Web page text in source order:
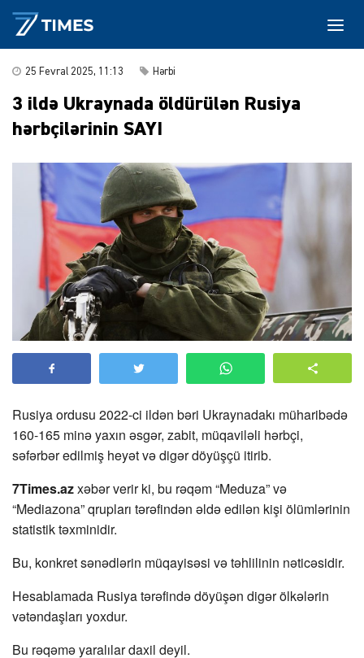
25 Fevral 2025, 11:13 Hərbi
3 ildə Ukraynada öldürülən Rusiya
hərbçilərinin SAYI
Rusiya ordusu 2022-ci ildən bəri Ukraynadakı müharibədə
160-165 minə yaxın əsgər, zabit, müqaviləli hərbçi,
səfərbər edilmiş heyət və digər döyüşçü itirib.
7Times.azxəbər verir ki, bu rəqəm “Meduza” və
“Mediazona” qrupları tərəfindən əldə edilən kişi ölümlərinin
statistik təxminidir.
Bu, konkret sənədlərin müqayisəsi və təhlilinin nəticəsidir.
Hesablamada Rusiya tərəfində döyüşən digər ölkələrin
vətəndaşları yoxdur.
Bu rəqəmə yaralılar daxil deyil.